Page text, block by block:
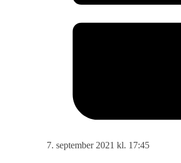
7. september 2021 kl. 17:45